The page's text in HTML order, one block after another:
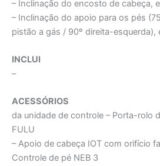
– Inclinação do encosto de cabeça,
– Inclinação do apoio para os pés
pistão a gás / 90º direita-esquerda),
INCLUI
–
ACESSÓRIOS
da unidade de controle – Porta-rolo
FULU
– Apoio de cabeça IOT com orifício
Controle de pé NEB 3